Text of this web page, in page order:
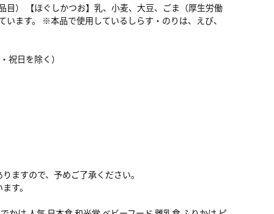
） 【ほぐしかつお】乳、小麦、大豆、ごま（厚生労働
ます。 ※本品で使用しているしらす・のりは、えび、
祝日を除く）
ますので、予めご了承ください。
す。